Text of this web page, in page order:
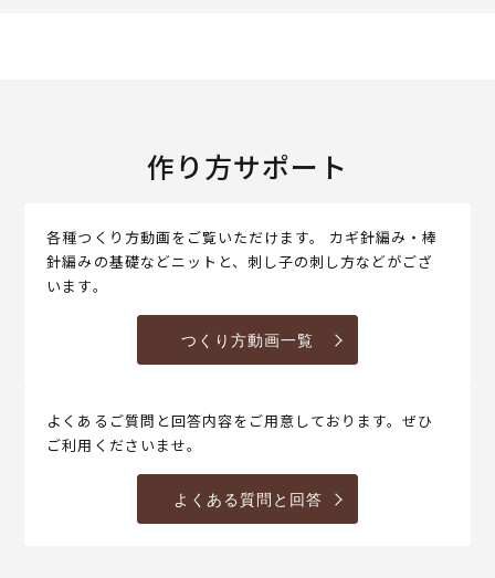
作り方サポート
各種つくり方動画をご覧いただけます。 カギ針編み・棒
針編みの基礎などニットと、刺し子の刺し方などがござ
います。
つくり方動画一覧
よくあるご質問と回答内容をご用意しております。ぜひ
ご利用くださいませ。
よくある質問と回答